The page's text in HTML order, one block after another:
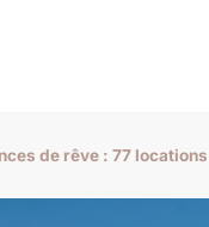
de rêve : 77